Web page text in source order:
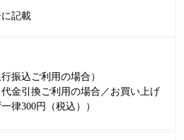
記載
振込ご利用の場合）
代金引換ご利用の場合／お買い上げ
律300円（税込））